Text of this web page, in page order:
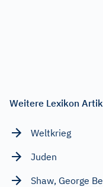
Weitere Lexikon
Weltkrieg
Juden
Shaw, George